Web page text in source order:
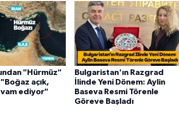
"Hürmüz"
"Boğaz açık,
ediyor"
Bulgaristan'ın Razgrad
İlinde Yeni Dönem: Aylin
Baseva Resmi Törenle
Göreve Başladı